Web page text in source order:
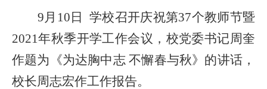
9月10日 学校召开庆祝第37个教师节暨
2021年秋季开学工作会议，校党委书记周奎
作题为《为达胸中志 不懈春与秋》的讲话，
校长周志宏作工作报告。